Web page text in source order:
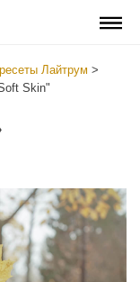
Лайтрум >
Skin"